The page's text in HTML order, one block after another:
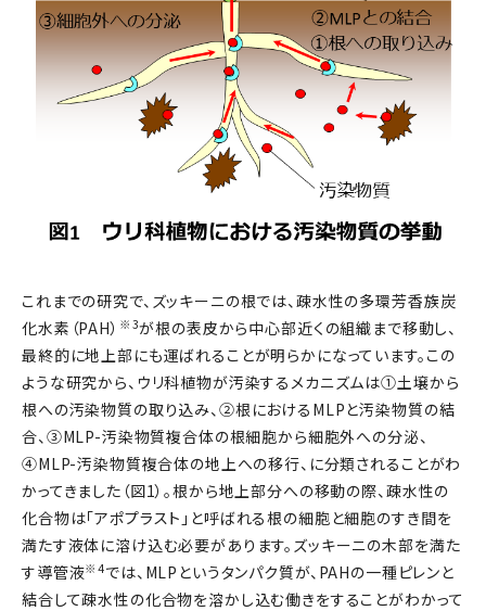
これまでの研究で、ズッキーニの根では、疎水性の多環芳香族炭
化水素（PAH） ※3が根の表皮から中心部近くの組織まで移動し、
最終的に地上部にも運ばれることが明らかになっています。この
ような研究から、ウリ科植物が汚染するメカニズムは①土壌から
根への汚染物質の取り込み、②根におけるMLPと汚染物質の結
合、③MLP-汚染物質複合体の根細胞から細胞外への分泌、
④MLP-汚染物質複合体の地上への移行、に分類されることがわ
かってきました（図1）。根から地上部分への移動の際、疎水性の
化合物は「アポプラスト」と呼ばれる根の細胞と細胞のすき間を
満たす液体に溶け込む必要があります。ズッキーニの木部を満た
す導管液※4では、MLPというタンパク質が、PAHの一種ピレンと
結合して疎水性の化合物を溶かし込む働きをすることがわかって